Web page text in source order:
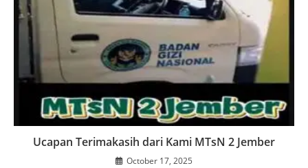
Ucapan Terimakasih dari Kami MTsN 2 Jember
October 17, 2025